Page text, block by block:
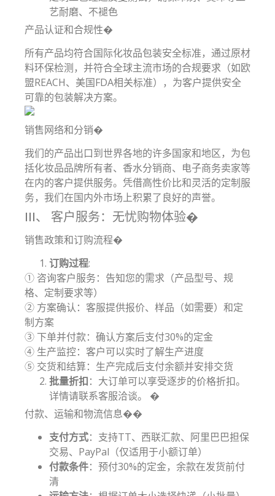
艺耐磨、不褪色
产品认证和合规性�
所有产品均符合国际化妆品包装安全标准，通过原材
料环保检测，并符合全球主流市场的合规要求（如欧
盟REACH、美国FDA相关标准），为客户提供安全
可靠的包装解决方案。
销售网络和分销�
我们的产品出口到世界各地的许多国家和地区，为包
括化妆品品牌所有者、香水分销商、电子商务卖家等
在内的客户提供服务。凭借高性价比和灵活的定制服
务，我们在国内外市场上积累了良好的声誉。
III、 客户服务：无忧购物体验�️
销售政策和订购流程�
订购过程:
① 咨询客户服务：告知您的需求（产品型号、规
格、定制要求等）
② 方案确认：客服提供报价、样品（如需要）和定
制方案
③ 下单并付款：确认方案后支付30%的定金
④ 生产监控：客户可以实时了解生产进度
⑤ 交货和结算：生产完成后支付余额并安排交货
批量折扣：大订单可以享受逐步的价格折扣。
详情请联系客服洽谈。 �
付款、运输和物流信息��
支付方式：支持TT、西联汇款、阿里巴巴担保
交易、PayPal（仅适用于小额订单）
付款条件：预付30%的定金，余款在发货前付
清